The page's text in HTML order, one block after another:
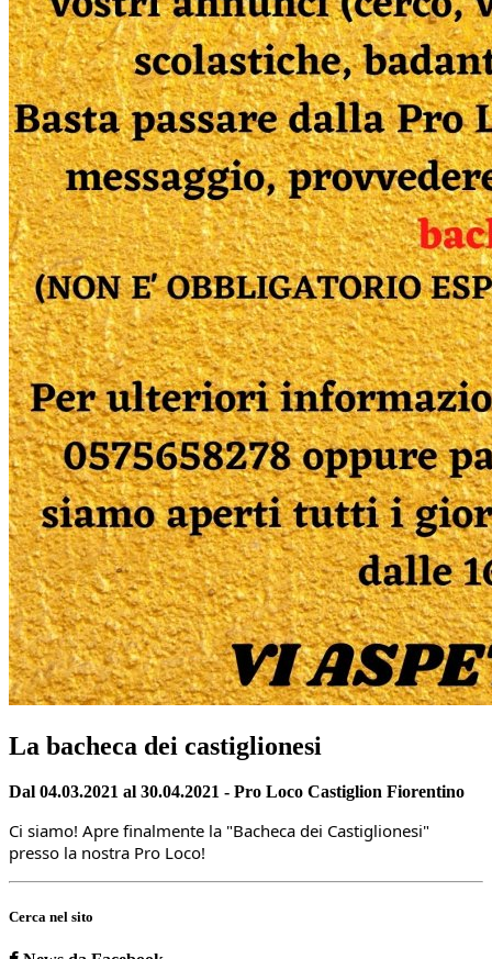
La bacheca dei castiglionesi
Dal 04.03.2021 al 30.04.2021 - Pro Loco Castiglion Fiorentino
Ci siamo! Apre finalmente la "Bacheca dei Castiglionesi"
presso la nostra Pro Loco!
Cerca nel sito